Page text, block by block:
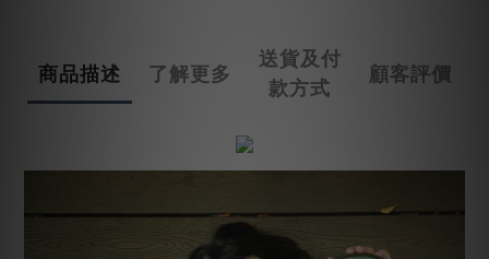
商品描述 了解更多
送貨及付
款方式
顧客評價